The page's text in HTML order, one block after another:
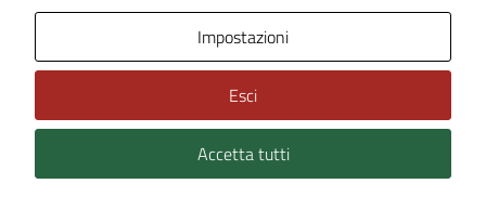
Technical Design s.r.l.
Impostazioni
Esci
Accetta tutti